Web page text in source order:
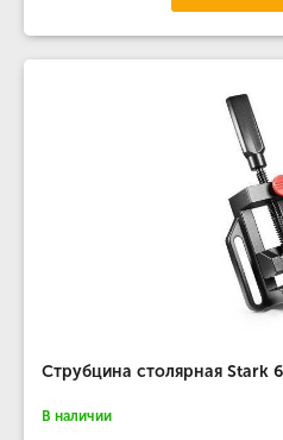
Струбцина столярная Stark
В наличии